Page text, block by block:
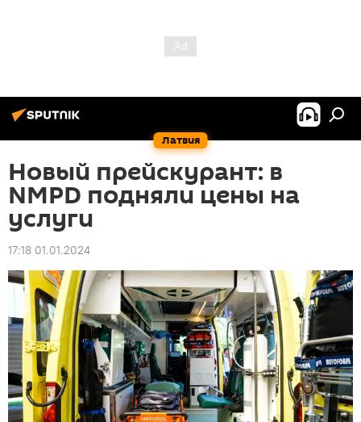
Латвия
Новый прейскурант: в
NMPD подняли цены на
услуги
17:18 01.01.2024